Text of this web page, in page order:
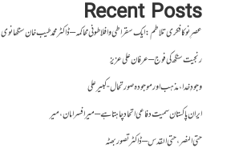
Recent Posts
عصرِ نو کا فکری تلاطم: ایک سقراطی و افلاطونی محاکمہ – ڈاکٹر محمد طیب خان سنگھانوی
رنجیت سنگھ کی فوج – عرفان علی عزیز
وجودِ خدا، مذہب اور موجودہ صورتحال- کبیر علی
ایران پاکستان سمیت دفاعی اتحاد چاہتا ہے – میر افسر امان،میر
حتی النصر ، حتی القدس – ڈاکٹر تصور بھٹہ